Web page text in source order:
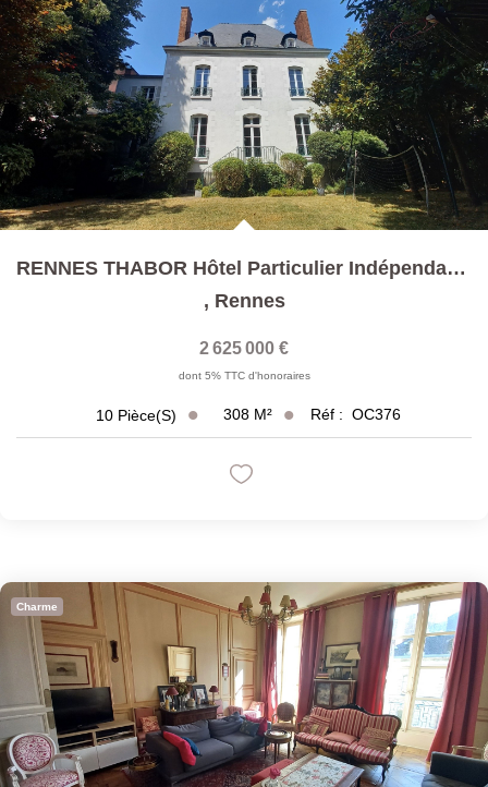
RENNES THABOR Hôtel Particulier Indépendant T10
, Rennes
2 625 000 €
dont 5% TTC d'honoraires
10 Pièce(s) 308 M² Réf : OC376
Charme